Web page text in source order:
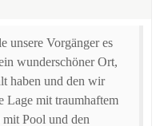
unsere Vorgänger es
wunderschöner Ort,
haben und den wir
Lage mit traumhaftem
Pool und den